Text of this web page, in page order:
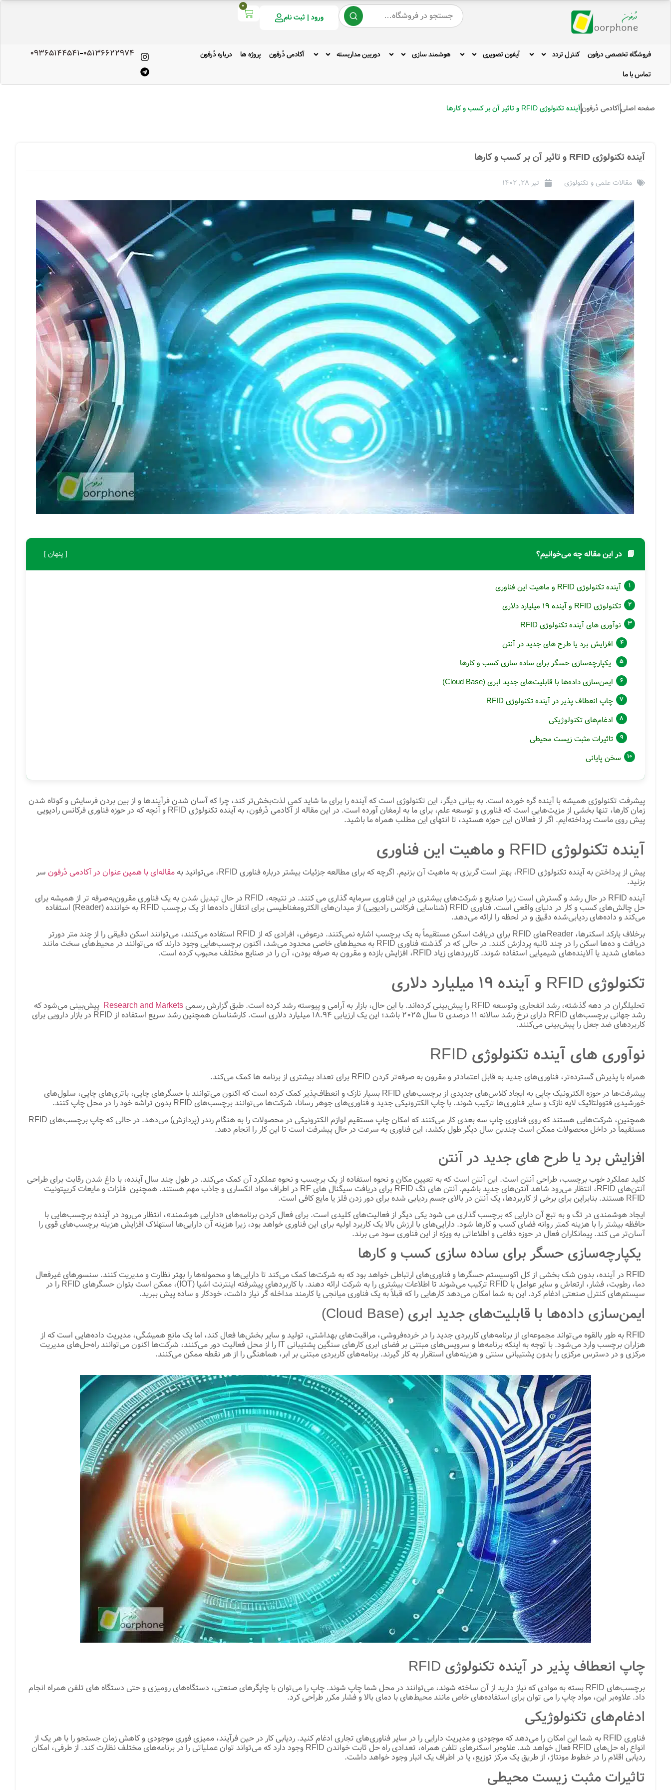
ورود | ثبت نام
0
فروشگاه تخصصی درفون کنترل تردد آیفون تصویری هوشمند سازی دوربین مداربسته آکادمی دُرفون پروژه ها
درباره‌ دُرفون
تماس با ما
۰۵۱۳۶۶۲۲۹۷۴ 09365144541
صفحه اصلیآکادمی دُرفونآینده تکنولوژی RFID و تاثیر آن بر کسب و کارها
آینده تکنولوژی RFID و تاثیر آن بر کسب و کارها
مقالات علمی و تکنولوژی تیر 28, 1402
📘 در این مقاله چه می‌خوانیم؟ [ پنهان ]
آینده تکنولوژی RFID و ماهیت این فناوری
تکنولوژی RFID و آینده 19 میلیارد دلاری
نوآوری های آینده تکنولوژی RFID
افزایش برد یا طرح های جدید در آنتن
یکپارچه‌سازی حسگر برای ساده سازی کسب و کارها
ایمن‌سازی داده‌ها با قابلیت‌های جدید ابری (Cloud Base)
چاپ انعطاف پذیر در آینده تکنولوژی RFID
ادغام‌های تکنولوژیکی
تاثیرات مثبت زیست محیطی
سخن پایانی
پیشرفت تکنولوژی همیشه با آینده گره خورده است. به بیانی دیگر، این تکنولوژی است که آینده را برای ما شاید کمی لذت‌بخش‌تر کند، چرا که آسان شدن فرآیندها و از بین بردن فرسایش و کوتاه شدن
زمان کارها، تنها بخشی از مزیت‌هایی است که فناوری و توسعه علم، برای ما به ارمغان آورده است. در این مقاله از آکادمی دُرفون، به آینده تکنولوژی RFID و آنچه که در حوزه فناوری فرکانس رادیویی
پیش روی ماست پرداخته‌ایم. اگر از فعالان این حوزه هستید، تا انتهای این مطلب همراه ما باشید.
آینده تکنولوژی RFID و ماهیت این فناوری
پیش از پرداختن به آینده تکنولوژی RFID، بهتر است گریزی به ماهیت آن بزنیم. اگرچه که برای مطالعه جزئیات بیشتر درباره فناوری RFID، می‌توانید به مقاله‌ای با همین عنوان در آکادمی دُرفون سر
بزنید.
آینده RFID در حال رشد و گسترش است زیرا صنایع و شرکت‌های بیشتری در این فناوری سرمایه گذاری می کنند. در نتیجه، RFID در حال تبدیل شدن به یک فناوری مقرون‌به‌صرفه تر از همیشه برای
حل چالش‌های کسب و کار در دنیای واقعی است. فناوری RFID (شناسایی فرکانس رادیویی) از میدان‌های الکترومغناطیسی برای انتقال داده‌ها از یک برچسب RFID به خواننده (Reader) استفاده
می‌کند و داده‌های ردیابی‌شده دقیق و در لحظه را ارائه می‌دهد.
برخلاف بارکد اسکنرها، Readerهای RFID برای دریافت اسکن مستقیماً به یک برچسب اشاره نمی‌کنند. درعوض، افرادی که از RFID استفاده می‌کنند، می‌توانند اسکن دقیقی را از چند متر دورتر
دریافت و ده‌ها اسکن را در چند ثانیه پردازش کنند. در حالی که در گذشته فناوری RFID به محیط‌های خاصی محدود می‌شد، اکنون برچسب‌هایی وجود دارند که می‌توانند در محیط‌های سخت مانند
دماهای شدید یا آلاینده‌های شیمیایی استفاده شوند. کاربردهای زیاد RFID، افزایش بازده و مقرون به صرفه بودن، آن را در صنایع مختلف محبوب کرده است.
تکنولوژی RFID و آینده 19 میلیارد دلاری
تحلیلگران در دهه گذشته، رشد انفجاری وتوسعه RFID را پیش‌بینی کرده‌اند. با این حال، بازار به آرامی و پیوسته رشد کرده است. طبق گزارش رسمی Research and Markets پیش‌بینی می‌شود که
رشد جهانی برچسب‌های RFID دارای نرخ رشد سالانه 11 درصدی تا سال 2025 باشد؛ این یک ارزیابی 18.94 میلیارد دلاری است. کارشناسان همچنین رشد سریع استفاده از RFID در بازار دارویی برای
کاربردهای ضد جعل را پیش‌بینی می‌کنند.
نوآوری های آینده تکنولوژی RFID
همراه با پذیرش گسترده‌تر، فناوری‌های جدید به قابل اعتمادتر و مقرون به صرفه‌تر کردن RFID برای تعداد بیشتری از برنامه ها کمک می‌کند.
پیشرفت‌ها در حوزه الکترونیک چاپی به ایجاد کلاس‌های جدیدی از برچسب‌های RFID بسیار نازک و انعطاف‌پذیر کمک کرده است که اکنون می‌توانند با حسگرهای چاپی، باتری‌های چاپی، سلول‌های
خورشیدی فتوولتائیک لایه نازک و سایر فناوری‌ها ترکیب شوند. با چاپ الکترونیکی جدید و فناوری‌های جوهر رسانا، شرکت‌ها می‌توانند برچسب‌های RFID بدون تراشه خود را در محل چاپ کنند.
همچنین، شرکت‌هایی هستند که روی فناوری چاپ سه بعدی کار می‌کنند که امکان چاپ مستقیم لوازم الکترونیکی در محصولات را به هنگام رندر (پردازش) می‌دهد. در حالی که چاپ برچسب‌های RFID
مستقیماً در داخل محصولات ممکن است چندین سال دیگر طول بکشد، این فناوری به سرعت در حال پیشرفت است تا این کار را انجام دهد.
افزایش برد یا طرح های جدید در آنتن
کلید عملکرد خوب برچسب، طراحی آنتن است. این آنتن است که به تعیین مکان و نحوه استفاده از یک برچسب و نحوه عملکرد آن کمک می‌کند. در طول چند سال آینده، با داغ شدن رقابت برای طراحی
آنتن‌های RFID، انتظار می‌رود شاهد آنتن‌های جدید باشیم. آنتن های تگ RFID برای دریافت سیگنال های RF در اطراف مواد انکساری و جاذب مهم هستند. همچنین فلزات و مایعات کریپتونیت
RFID هستند. بنابراین برای برخی از کاربردها، یک آنتن در بالای جسم ردیابی شده برای دور زدن فلز یا مایع کافی است.
ایجاد هوشمندی در تگ و به تبع آن دارایی که برچسب گذاری می شود یکی دیگر از فعالیت‌های کلیدی است. برای فعال کردن برنامه‌های «دارایی هوشمند»، انتظار می‌رود در آینده برچسب‌هایی با
حافظه بیشتر را با هزینه کمتر روانه فضای کسب و کارها شود. دارایی‌های با ارزش بالا یک کاربرد اولیه برای این فناوری خواهد بود، زیرا هزینه آن دارایی‌ها استهلاک افزایش هزینه برچسب‌های قوی را
آسان‌تر می کند. پیمانکاران فعال در حوزه دفاعی و اطلاعاتی به ویژه از این فناوری سود می برند.
یکپارچه‌سازی حسگر برای ساده سازی کسب و کارها
RFID در آینده، بدون شک بخشی از کل اکوسیستم حسگرها و فناوری‌های ارتباطی خواهد بود که به شرکت‌ها کمک می‌کند تا دارایی‌ها و محموله‌ها را بهتر نظارت و مدیریت کنند. سنسورهای غیرفعال
دما، رطوبت، فشار، ارتعاش و سایر عوامل با RFID ترکیب می‌شوند تا اطلاعات بیشتری را به شرکت ارائه دهند. با کاربردهای پیشرفته اینترنت اشیا (IOT)، ممکن است بتوان حسگرهای RFID را در
سیستم‌های کنترل صنعتی ادغام کرد. این به شما امکان می‌دهد کارهایی را که قبلاً به یک فناوری میانجی یا کارمند مداخله گر نیاز داشت، خودکار و ساده پیش ببرید.
ایمن‌سازی داده‌ها با قابلیت‌های جدید ابری (Cloud Base)
RFID به طور بالقوه می‌تواند مجموعه‌ای از برنامه‌های کاربردی جدید را در خرده‌فروشی، مراقبت‌های بهداشتی، تولید و سایر بخش‌ها فعال کند، اما یک مانع همیشگی، مدیریت داده‌هایی است که از
هزاران برچسب وارد می‌شود. با توجه به اینکه برنامه‌ها و سرویس‌های مبتنی بر فضای ابری کارهای سنگین پشتیبانی IT را از محل فعالیت دور می‌کنند، شرکت‌ها اکنون می‌توانند راه‌حل‌های مدیریت
مرکزی و در دسترس مرکزی را بدون پشتیبانی سنتی و هزینه‌های استقرار به کار گیرند. برنامه‌های کاربردی مبتنی بر ابر، هماهنگی را از هر نقطه ممکن می‌کنند.
چاپ انعطاف پذیر در آینده تکنولوژی RFID
برچسب‌های RFID بسته به موادی که نیاز دارید از آن ساخته شوند، می‌توانند در محل شما چاپ شوند. چاپ را می‌توان با چاپگرهای صنعتی، دستگاه‌های رومیزی و حتی دستگاه های تلفن همراه انجام
داد. علاوه‌بر این، مواد چاپ را می توان برای استفاده‌های خاص مانند محیط‌های با دمای بالا و فشار مکرر طراحی کرد.
ادغام‌های تکنولوژیکی
فناوری RFID به شما این امکان را می‌دهد که موجودی و مدیریت دارایی را در سایر فناوری‌های تجاری ادغام کنید. ردیابی کار در حین فرآیند، ممیزی فوری موجودی و کاهش زمان جستجو را با هر یک از
انواع راه حل‌های RFID فعال خواهد شد. علاوه‌بر اسکنرهای تلفن همراه، تعدادی راه حل ثابت خواندن RFID وجود دارد که می‌تواند توان عملیاتی را در برنامه‌های مختلف نظارت کند. از طرفی، امکان
ردیابی اقلام را در خطوط مونتاژ، از طریق یک مرکز توزیع، یا در اطراف یک انبار وجود خواهد داشت.
تاثیرات مثبت زیست محیطی